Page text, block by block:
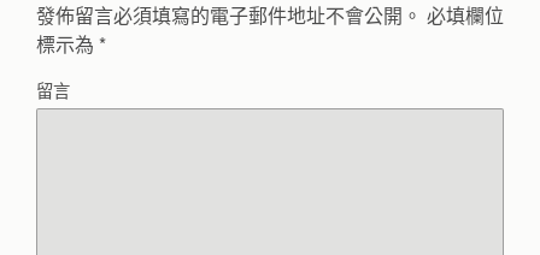
發佈留言必須填寫的電子郵件地址不會公開。 必填欄位
標示為 *
留言